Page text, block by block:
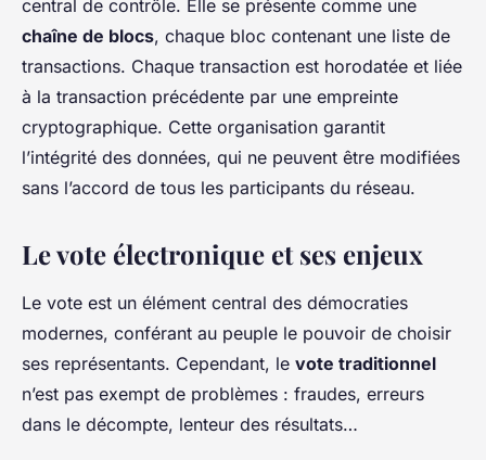
central de contrôle. Elle se présente comme une
chaîne de blocs, chaque bloc contenant une liste de
transactions. Chaque transaction est horodatée et liée
à la transaction précédente par une empreinte
cryptographique. Cette organisation garantit
l’intégrité des données, qui ne peuvent être modifiées
sans l’accord de tous les participants du réseau.
Le vote électronique et ses enjeux
Le vote est un élément central des démocraties
modernes, conférant au peuple le pouvoir de choisir
ses représentants. Cependant, le vote traditionnel
n’est pas exempt de problèmes : fraudes, erreurs
dans le décompte, lenteur des résultats…